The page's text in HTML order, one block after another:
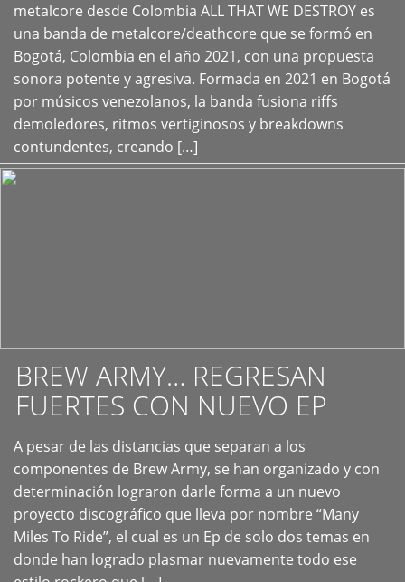
metalcore desde Colombia ALL THAT WE DESTROY es
una banda de metalcore/deathcore que se formó en
Bogotá, Colombia en el año 2021, con una propuesta
sonora potente y agresiva. Formada en 2021 en Bogotá
por músicos venezolanos, la banda fusiona riffs
demoledores, ritmos vertiginosos y breakdowns
contundentes, creando […]
+
BREW ARMY… REGRESAN
FUERTES CON NUEVO EP
A pesar de las distancias que separan a los
componentes de Brew Army, se han organizado y con
determinación lograron darle forma a un nuevo
proyecto discográfico que lleva por nombre “Many
Miles To Ride”, el cual es un Ep de solo dos temas en
donde han logrado plasmar nuevamente todo ese
+